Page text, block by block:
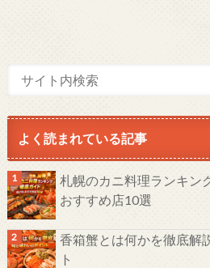
よく読まれている記事
札幌のカニ料理ランキン
おすすめ店10選
香箱蟹とは何かを徹底解
ト